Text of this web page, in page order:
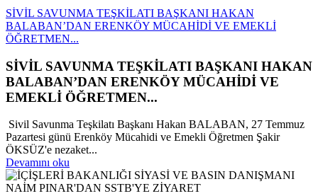
SİVİL SAVUNMA TEŞKİLATI BAŞKANI HAKAN
BALABAN’DAN ERENKÖY MÜCAHİDİ VE EMEKLİ
ÖĞRETMEN...
SİVİL SAVUNMA TEŞKİLATI BAŞKANI HAKAN
BALABAN’DAN ERENKÖY MÜCAHİDİ VE
EMEKLİ ÖĞRETMEN...
Sivil Savunma Teşkilatı Başkanı Hakan BALABAN, 27 Temmuz
Pazartesi günü Erenköy Mücahidi ve Emekli Öğretmen Şakir
ÖKSÜZ'e nezaket...
Devamını oku